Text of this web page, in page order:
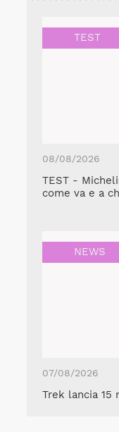
TEST
08/08/2026
TEST -
come va e a
NEWS
07/08/2026
Trek lancia 15